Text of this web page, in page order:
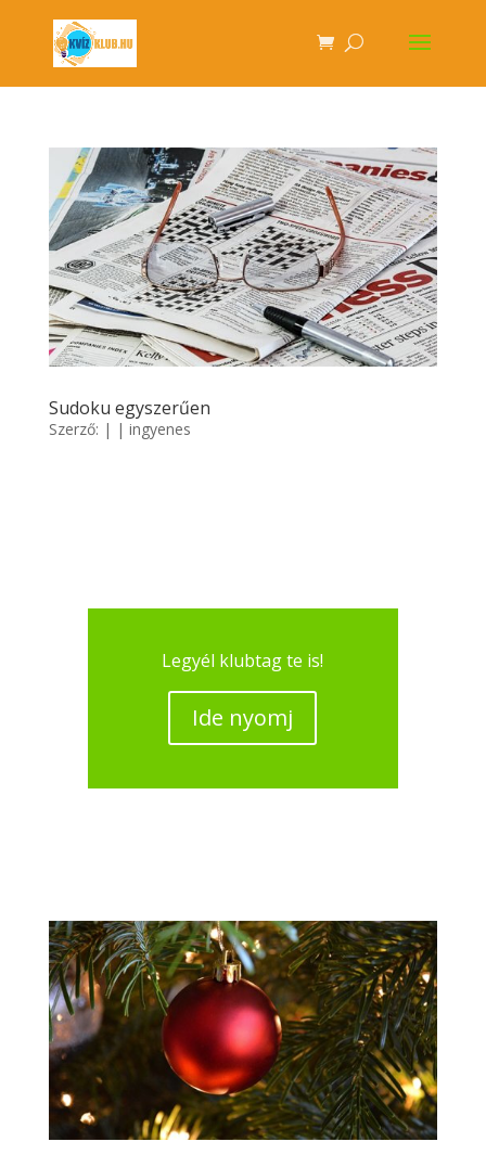
Sudoku egyszerűen
Szerző: | | ingyenes
Legyél klubtag te is!
Ide nyomj